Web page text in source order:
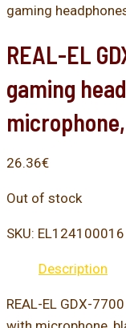
gaming
REAL-EL
gaming
26.36€
Out of stock
SKU: EL124100016
Description
REAL-EL GDX-